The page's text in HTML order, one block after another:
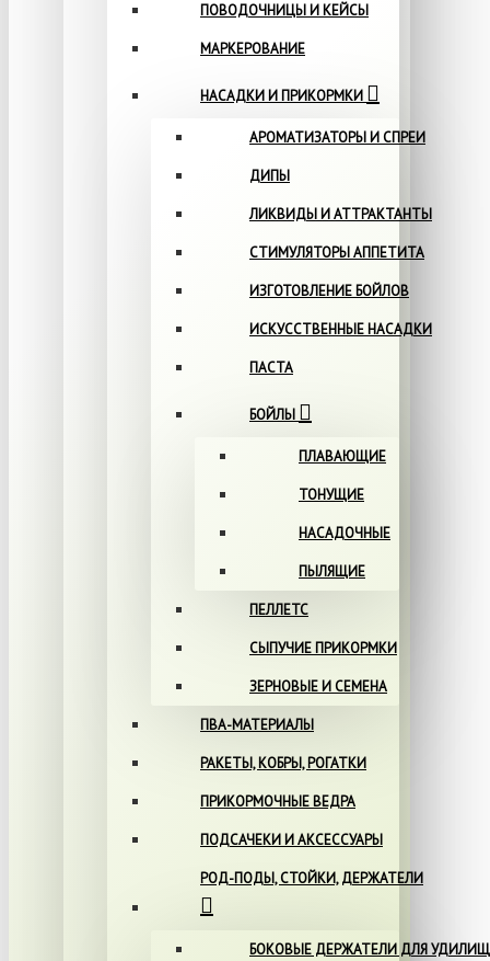
ПОВОДОЧНИЦЫ И КЕЙСЫ
МАРКЕРОВАНИЕ
НАСАДКИ И ПРИКОРМКИ
АРОМАТИЗАТОРЫ И СПРЕИ
ДИПЫ
ЛИКВИДЫ И АТТРАКТАНТЫ
СТИМУЛЯТОРЫ АППЕТИТА
ИЗГОТОВЛЕНИЕ БОЙЛОВ
ИСКУССТВЕННЫЕ НАСАДКИ
ПАСТА
БОЙЛЫ
ПЛАВАЮЩИЕ
ТОНУЩИЕ
НАСАДОЧНЫЕ
ПЫЛЯЩИЕ
ПЕЛЛЕТС
СЫПУЧИЕ ПРИКОРМКИ
ЗЕРНОВЫЕ И СЕМЕНА
ПВА-МАТЕРИАЛЫ
РАКЕТЫ, КОБРЫ, РОГАТКИ
ПРИКОРМОЧНЫЕ ВЕДРА
ПОДСАЧЕКИ И АКСЕССУАРЫ
РОД-ПОДЫ, СТОЙКИ, ДЕРЖАТЕЛИ
БОКОВЫЕ ДЕРЖАТЕЛИ ДЛЯ УДИЛИЩ